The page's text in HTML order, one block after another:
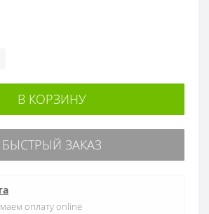
В КОРЗИНУ
БЫСТРЫЙ ЗАКАЗ
оплату online